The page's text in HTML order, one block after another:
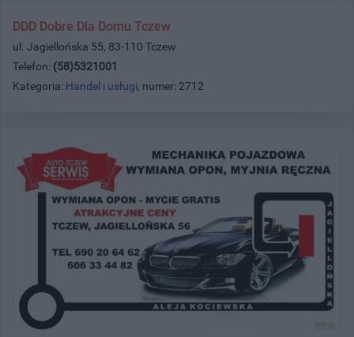
DDD Dobre Dla Domu Tczew
ul. Jagiellońska 55, 83-110 Tczew
Telefon: (58)5321001
Kategoria: Handel i usługi, numer: 2712